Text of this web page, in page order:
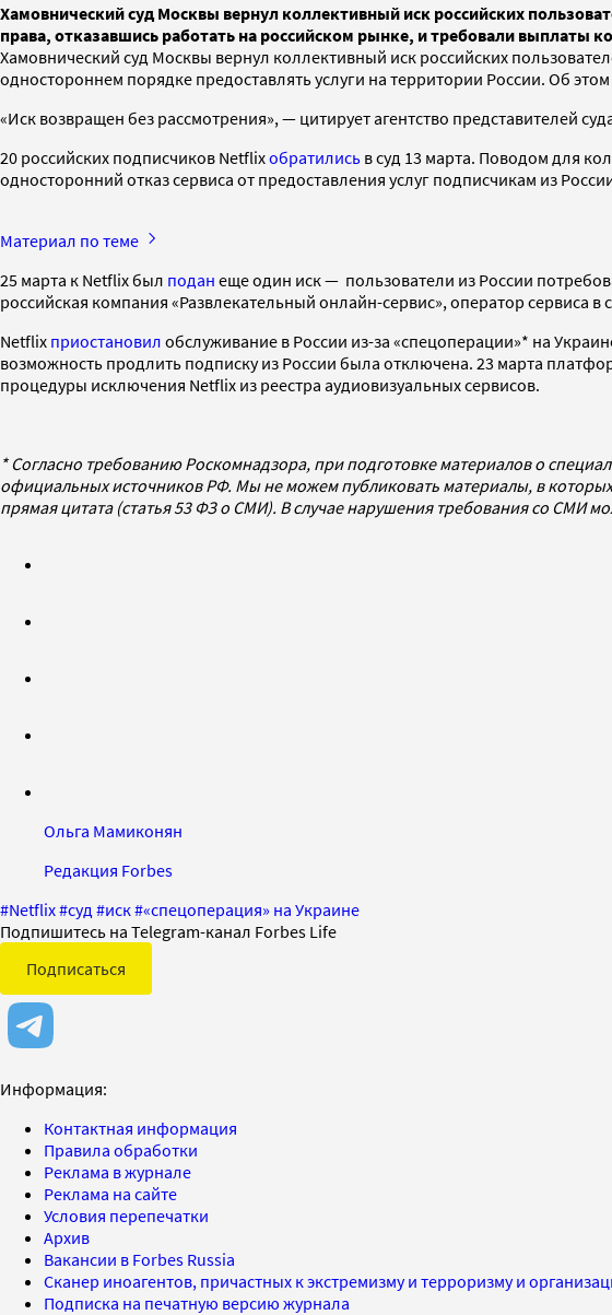
Хамовнический суд Москвы вернул коллективный иск российских
права, отказавшись работать на российском рынке, и требовали выплаты
Хамовнический суд Москвы вернул коллективный иск российских
одностороннем порядке предоставлять услуги на территории России. Об этом
«Иск возвращен без рассмотрения», — цитирует агентство представителей
20 российских подписчиков Netflixобратились в суд 13 марта. Поводом для
односторонний отказ сервиса от предоставления услуг подписчикам из
Материал по теме
25 марта к Netflix был подан еще один иск — пользователи из России
российская компания «Развлекательный онлайн-сервис», оператор сервиса в
Netflix приостановил обслуживание в России из-за «спецоперации»* на
возможность продлить подписку из России была отключена. 23 марта
процедуры исключения Netflix из реестра аудиовизуальных сервисов.
* Согласно требованию Роскомнадзора, при подготовке материалов о
официальных источников РФ. Мы не можем публиковать материалы, в
прямая цитата (статья 53 ФЗ о СМИ). В случае нарушения требования со СМИ
Ольга Мамиконян
Редакция Forbes
#Netflix#суд #иск#«спецоперация» на Украине
Подпишитесь на Telegram-канал Forbes Life
Подписаться
Информация:
Контактная информация
Правила обработки
Реклама в журнале
Реклама на сайте
Условия перепечатки
Архив
Вакансии в Forbes Russia
Сканер иноагентов, причастных к экстремизму и терроризму и
Подписка на печатную версию журнала